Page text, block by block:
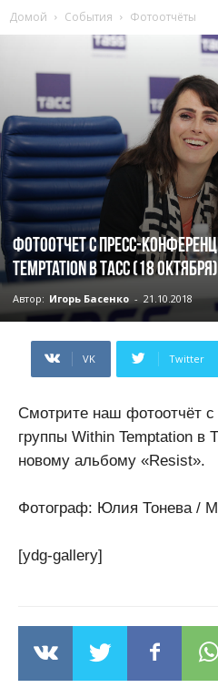
Домой События Фотоотчёты
Фотоотчет с пресс-
Temptation в ТАСС (18 октября)
Автор: Игорь Басенко - 21.10.2018
VK Twitter
Смотрите наш фотоотчёт
группы Within Temptation в
новому альбому «Resist».
Фотограф: Юлия Тонева /
[ydg-gallery]